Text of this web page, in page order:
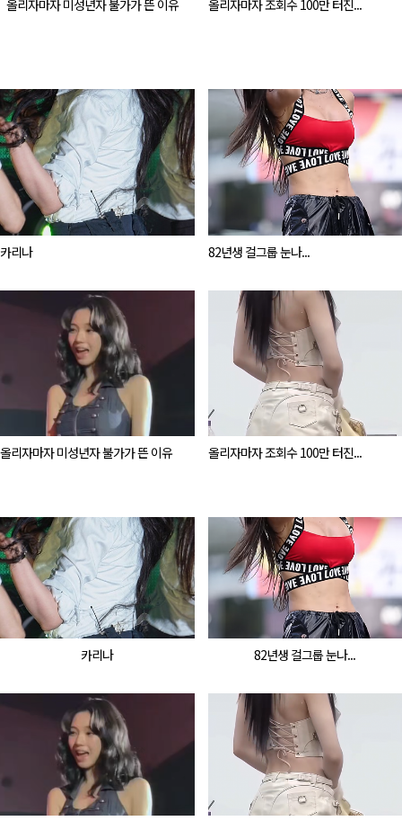
올리자마자 미성년자 불가가 뜬 이유 올리자마자 조회수 100만 터진...
카리나 82년생 걸그룹 눈나...
올리자마자 미성년자 불가가 뜬 이유 올리자마자 조회수 100만 터진...
카리나 82년생 걸그룹 눈나...